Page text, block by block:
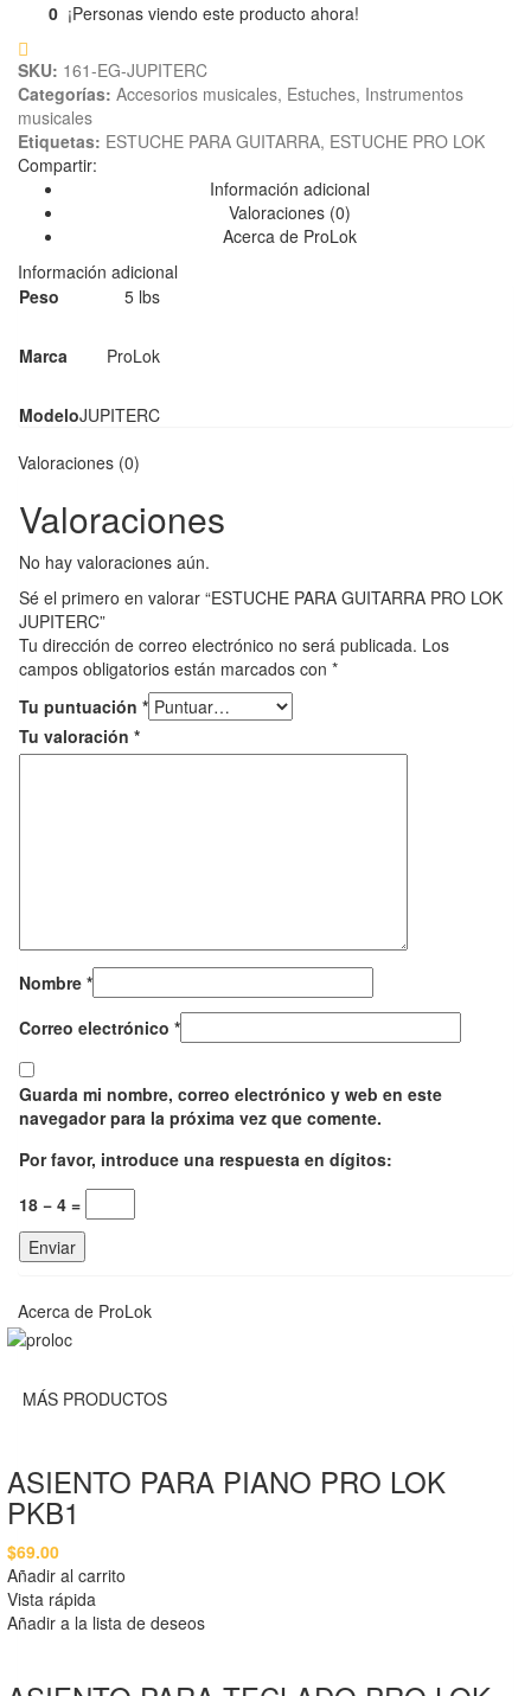
0 ¡Personas viendo este producto ahora!
SKU: 161-EG-JUPITERC
Categorías: Accesorios musicales, Estuches, Instrumentos
musicales
Etiquetas: ESTUCHE PARA GUITARRA, ESTUCHE PRO LOK
Compartir:
Información adicional
Valoraciones (0)
Acerca de ProLok
Información adicional
Peso
5 lbs
Marca ProLok
ModeloJUPITERC
Valoraciones (0)
Valoraciones
No hay valoraciones aún.
Sé el primero en valorar “ESTUCHE PARA GUITARRA PRO LOK
JUPITERC”
Tu dirección de correo electrónico no será publicada. Los
campos obligatorios están marcados con *
Tu puntuación *
Tu valoración *
Nombre *
Correo electrónico *
Guarda mi nombre, correo electrónico y web en este
navegador para la próxima vez que comente.
Por favor, introduce una respuesta en dígitos:
18 − 4 =
Acerca de ProLok
MÁS PRODUCTOS
ASIENTO PARA PIANO PRO LOK
PKB1
$69.00
Añadir al carrito
Vista rápida
Añadir a la lista de deseos